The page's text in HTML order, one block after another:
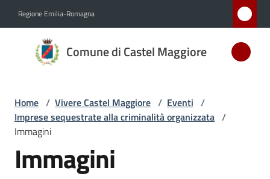
Regione Emilia-Romagna
Comune di Castel Maggiore
Comune
di Castel
D'ARGENTO
AL MERITO
CIVILE
Home / Vivere Castel Maggiore / Eventi /
Imprese sequestrate alla criminalità organizzata /
Immagini
Immagini